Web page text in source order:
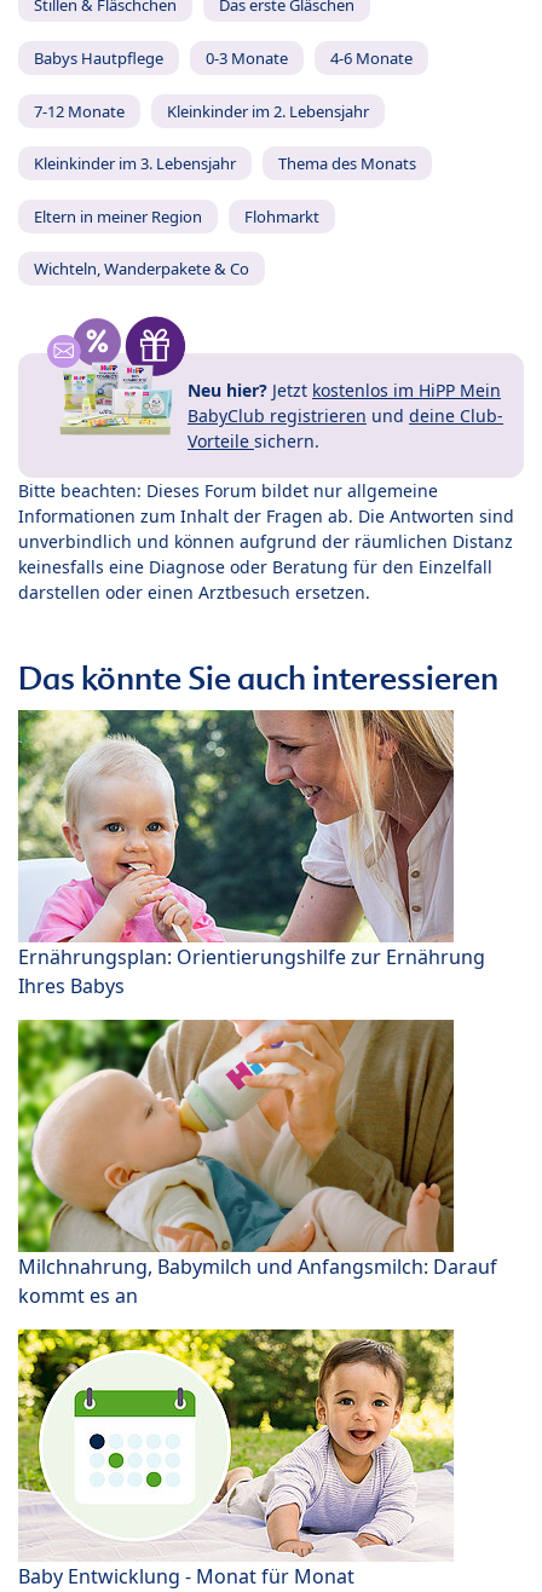
Stillen & Fläschchen Das erste Gläschen
Babys Hautpflege 0-3 Monate 4-6 Monate
7-12 Monate Kleinkinder im 2. Lebensjahr
Kleinkinder im 3. Lebensjahr Thema des Monats
Eltern in meiner Region Flohmarkt
Wichteln, Wanderpakete & Co
Neu hier? Jetzt kostenlos im HiPP Mein
BabyClub registrieren und deine Club-
Vorteile sichern.
Bitte beachten: Dieses Forum bildet nur allgemeine
Informationen zum Inhalt der Fragen ab. Die Antworten sind
unverbindlich und können aufgrund der räumlichen Distanz
keinesfalls eine Diagnose oder Beratung für den Einzelfall
darstellen oder einen Arztbesuch ersetzen.
Das könnte Sie auch interessieren
Ernährungsplan: Orientierungshilfe zur Ernährung
Ihres Babys
Milchnahrung, Babymilch und Anfangsmilch: Darauf
kommt es an
Baby Entwicklung - Monat für Monat